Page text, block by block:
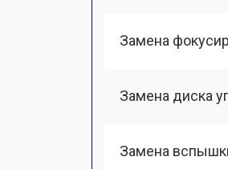
Замена
Замена диска
Замена